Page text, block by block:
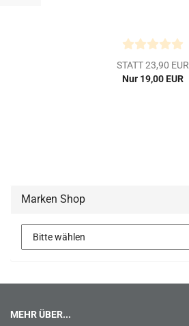
STATT 23,90 EUR
Nur 19,00 EUR
Marken Shop
MEHR ÜBER...